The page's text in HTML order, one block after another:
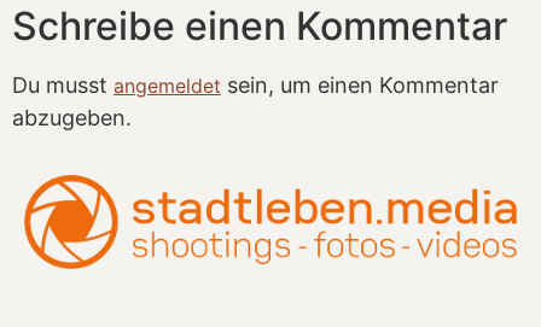
Schreibe einen Kommentar
Du musst angemeldet sein, um einen Kommentar
abzugeben.